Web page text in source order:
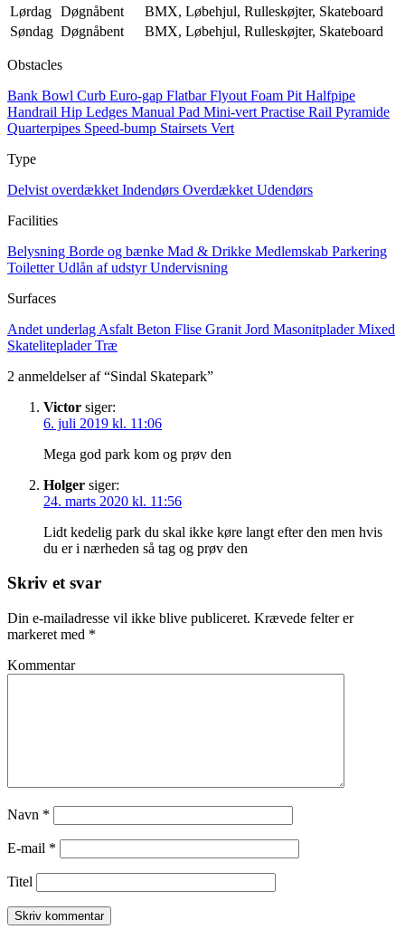
Lørdag Døgnåbent
BMX, Løbehjul, Rulleskøjter, Skateboard
Søndag Døgnåbent BMX, Løbehjul, Rulleskøjter, Skateboard
Obstacles
Bank Bowl Curb Euro-gap FlatbarFlyout Foam Pit Halfpipe
Handrail Hip Ledges Manual Pad Mini-vert Practise Rail Pyramide
Quarterpipes Speed-bump Stairsets Vert
Type
Delvist overdækket Indendørs Overdækket Udendørs
Facilities
Belysning Borde og bænke Mad & Drikke Medlemskab Parkering
ToiletterUdlån af udstyrUndervisning
Surfaces
Andet underlag Asfalt Beton Flise Granit Jord MasonitpladerMixed
SkatelitepladerTræ
2 anmeldelser af “Sindal Skatepark”
Victor siger:
6. juli 2019 kl. 11:06
Mega god park kom og prøv den
Holger siger:
24. marts 2020 kl. 11:56
Lidt kedelig park du skal ikke køre langt efter den men hvis
du er i nærheden så tag og prøv den
Skriv et svar
Din e-mailadresse vil ikke blive publiceret. Krævede felter er
markeret med *
Kommentar
Navn *
E-mail *
Titel